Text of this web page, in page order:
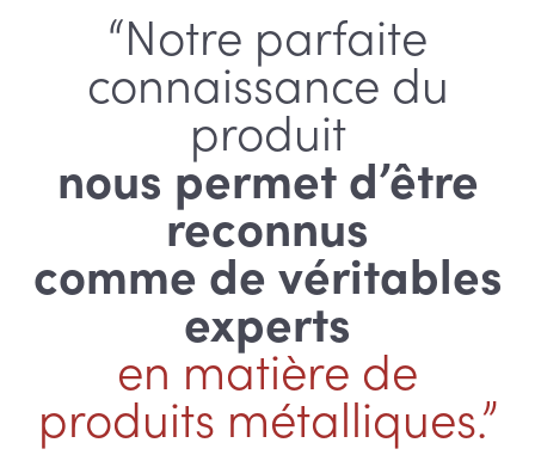
“Notre parfaite
connaissance du
produit
nous permet d’être
reconnus
comme de véritables
experts
en matière de
produits métalliques.”